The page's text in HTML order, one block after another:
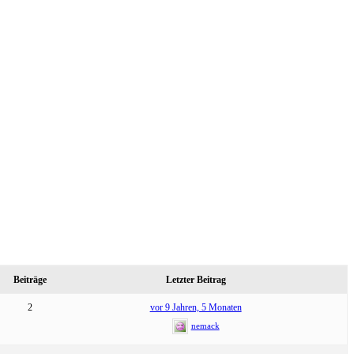
Beiträge Letzter Beitrag
2 vor 9 Jahren, 5 Monaten
nemack